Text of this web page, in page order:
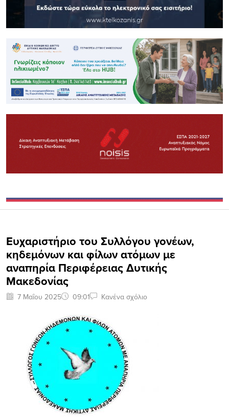
Ευχαριστήριο του Συλλόγου γονέων,
κηδεμόνων και φίλων ατόμων με
αναπηρία Περιφέρειας Δυτικής
Μακεδονίας
7 Μαΐου 2025 09:01 Κανένα σχόλιο